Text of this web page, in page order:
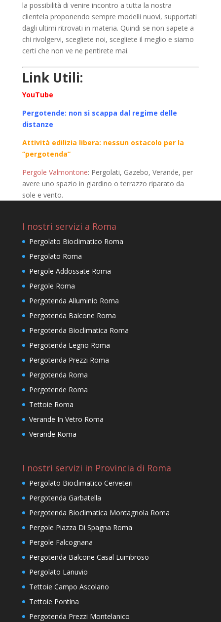
la possibilità di venire incontro a tutta la nostra
clientela proponendo sempre modelli nuovi, supportati
dagli ultimi ritrovati in materia. Quindi se non sapete a
chi rivolgervi, scegliete noi, scegliete il meglio e siamo
certi che non ve ne pentirete mai.
Link Utili:
YouTube
Pergotende: non si scappa dal regime delle
distanze
Attività edilizia libera: nessun ostacolo per la
“pergotenda”
Pergole Valmontone: Pergolati, Gazebo, Verande, per
avere uno spazio in giardino o terrazzo riparato da
sole e vento.
I nostri servizi a Roma
Pergolato Bioclimatico Roma
Pergolato Roma
Pergole Addossate Roma
Pergole Roma
Pergotenda Alluminio Roma
Pergotenda Balcone Roma
Pergotenda Bioclimatica Roma
Pergotenda Legno Roma
Pergotenda Prezzi Roma
Pergotenda Roma
Pergotende Roma
Tettoie Roma
Verande In Vetro Roma
Verande Roma
I nostri servizi in Provincia di Roma
Pergolato Bioclimatico Cerveteri
Pergotenda Garbatella
Pergotenda Bioclimatica Montagnola Roma
Pergole Piazza Di Spagna Roma
Pergole Falcognana
Pergotenda Balcone Casal Lumbroso
Pergolato Lanuvio
Tettoie Campo Ascolano
Tettoie Pontina
Pergotenda Prezzi Montelanico